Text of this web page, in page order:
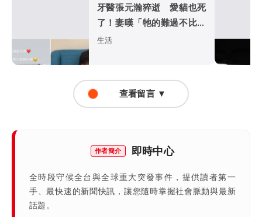
牙醫張元瀚猝逝 愛貓也死
了！妻嘆「牠的難過不比我
們少」
生活
查看留言 ▼
作者簡介 即時中心
全時段守候全台與全球重大突發事件，提供讀者第一
手、最快速的新聞快訊，讓您隨時掌握社會脈動與最新
話題。